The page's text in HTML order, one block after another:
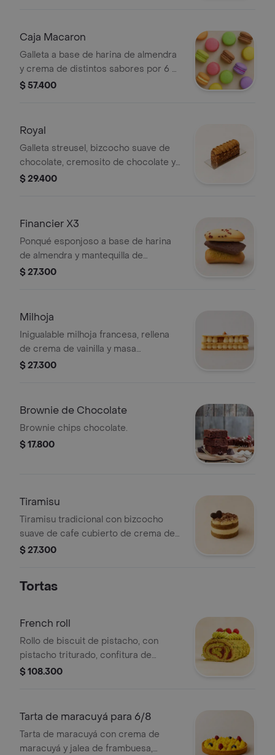
Caja Macaron
Galleta a base de harina de almendra
y crema de distintos sabores por 6 o
12 unidades
$ 57.400
Royal
Galleta streusel, bizcocho suave de
chocolate, cremosito de chocolate y
mousse de chocolate.
$ 29.400
Financier X3
Ponqué esponjoso a base de harina
de almendra y mantequilla de
pistacho, chocolate y frambuesa.
$ 27.300
Milhoja
Inigualable milhoja francesa, rellena
de crema de vainilla y masa
hojaldrada. su diseño y su sabor lo
$ 27.300
Brownie de Chocolate
Brownie chips chocolate.
$ 17.800
Tiramisu
Tiramisu tradicional con bizcocho
suave de cafe cubierto de crema de
mascarpone, ambos bañados con
$ 27.300
Tortas
French roll
Rollo de biscuit de pistacho, con
pistacho triturado, confitura de
frambuesa y una suave crema de
$ 108.300
Tarta de maracuyá para 6/8
Tarta de maracuyá con crema de
maracuyá y jalea de frambuesa,